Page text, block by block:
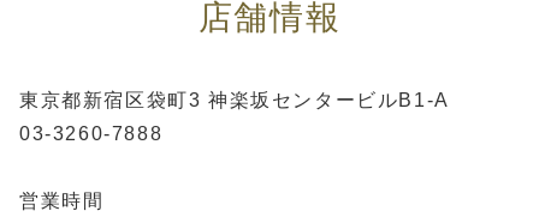
店舗情報
東京都新宿区袋町3 神楽坂センタービルB1-A
03-3260-7888
営業時間